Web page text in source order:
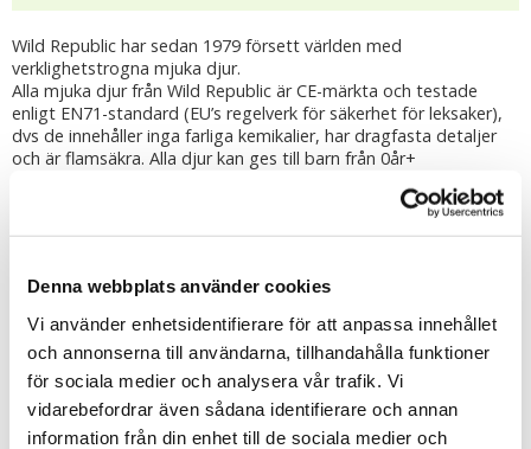
Denna webbplats använder cookies
Vi använder enhetsidentifierare för att anpassa innehållet
och annonserna till användarna, tillhandahålla funktioner
för sociala medier och analysera vår trafik. Vi
vidarebefordrar även sådana identifierare och annan
information från din enhet till de sociala medier och
Wild Republic har sedan 1979 försett världen med
verklighetstrogna mjuka djur.
Alla mjuka djur från Wild Republic är CE-märkta och testade
enligt EN71-standard (EU’s regelverk för säkerhet för leksaker),
dvs de innehåller inga farliga kemikalier, har dragfasta detaljer
och är flamsäkra. Alla djur kan ges till barn från 0år+
Tipsa
Upptäck mer
Vilda Djur